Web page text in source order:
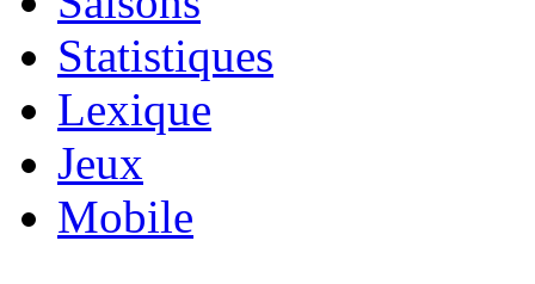
Statistiques
Lexique
Jeux
Mobile